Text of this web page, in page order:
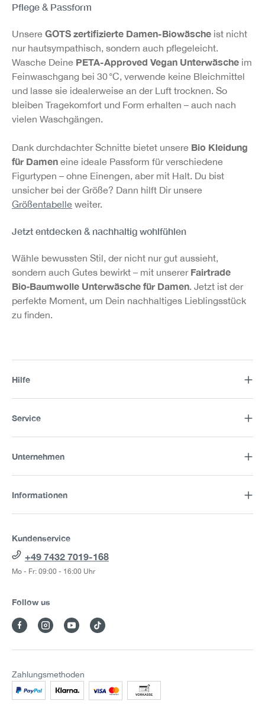
Pflege & Passform
Unsere GOTS zertifizierte Damen-Biowäsche ist nicht
nur hautsympathisch, sondern auch pflegeleicht.
Wasche Deine PETA-Approved Vegan Unterwäsche im
Feinwaschgang bei 30 °C, verwende keine Bleichmittel
und lasse sie idealerweise an der Luft trocknen. So
bleiben Tragekomfort und Form erhalten – auch nach
vielen Waschgängen.
Dank durchdachter Schnitte bietet unsere Bio Kleidung
für Damen eine ideale Passform für verschiedene
Figurtypen – ohne Einengen, aber mit Halt. Du bist
unsicher bei der Größe? Dann hilft Dir unsere
Größentabelle weiter.
Jetzt entdecken & nachhaltig wohlfühlen
Wähle bewussten Stil, der nicht nur gut aussieht,
sondern auch Gutes bewirkt – mit unserer Fairtrade
Bio‑Baumwolle Unterwäsche für Damen. Jetzt ist der
perfekte Moment, um Dein nachhaltiges Lieblingsstück
zu finden.
Hilfe
Service
Unternehmen
Informationen
Kundenservice
+49 7432 7019-168
Mo - Fr: 09:00 - 16:00 Uhr
Follow us
Zahlungsmethoden